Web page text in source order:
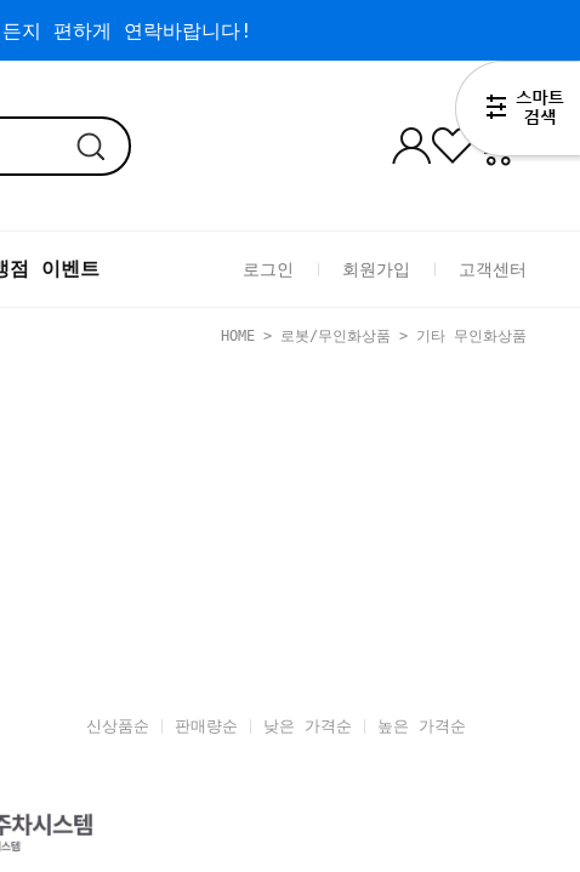
지 편하게 연락바랍니다!
점 이벤트 로그인 회원가입 고객센터
HOME > 로봇/무인화상품 > 기타 무인화상품
신상품순 판매량순 낮은 가격순 높은 가격순